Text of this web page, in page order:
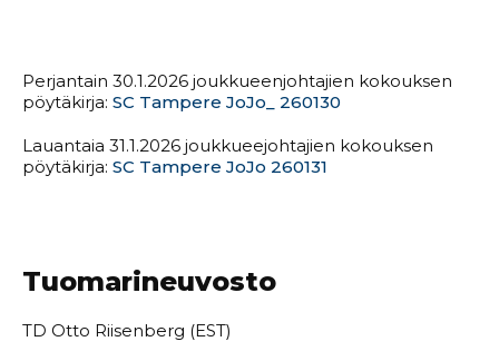
Perjantain 30.1.2026 joukkueenjohtajien kokouksen
pöytäkirja: SC Tampere JoJo_ 260130
Lauantaia 31.1.2026 joukkueejohtajien kokouksen
pöytäkirja: SC Tampere JoJo 260131
Tuomarineuvosto
TD Otto Riisenberg (EST)